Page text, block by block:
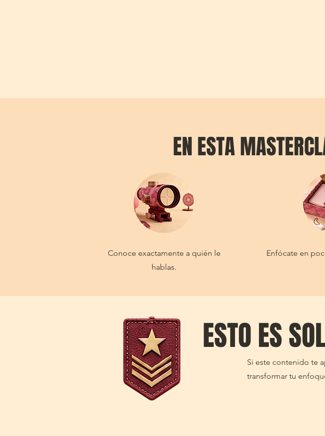
EN ESTA
Conoce exactamente a quién le
hablas.
Enfócate en
ESTO ES
Si este contenido te
transformar tu